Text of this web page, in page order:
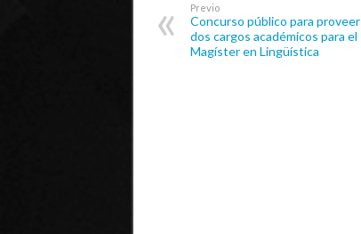
Previo
Concurso público para proveer
dos cargos académicos para el
Magíster en Lingüística